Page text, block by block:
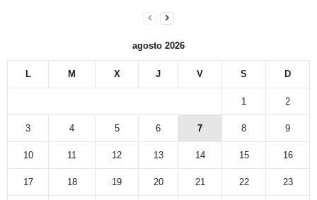
agosto 2026
L M X J V S D
1 2
3 4 5 6 7 8 9
10 11 12 13 14 15 16
17 18 19 20 21 22 23